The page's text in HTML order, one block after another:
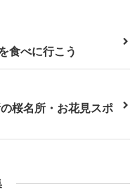
食べに行こう
桜名所・お花見スポ